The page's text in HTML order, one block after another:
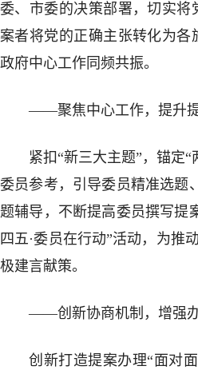
委、市委的决策部署，切实
案者将党的正确主张转化为
政府中心工作同频共振。
——聚焦中心工作，提升提
紧扣“新三大主题”，锚定
委员参考，引导委员精准选题
题辅导，不断提高委员撰写提
四五·委员在行动”活动，为推
极建言献策。
——创新协商机制，增强办
创新打造提案办理“面对